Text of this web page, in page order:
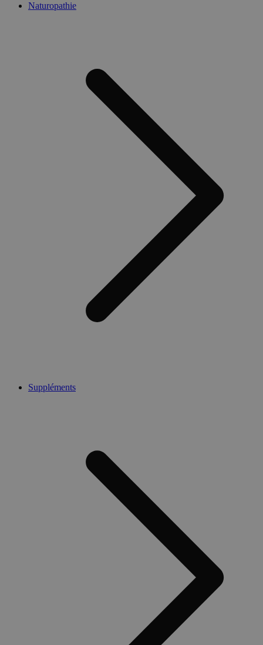
Naturopathie
Suppléments